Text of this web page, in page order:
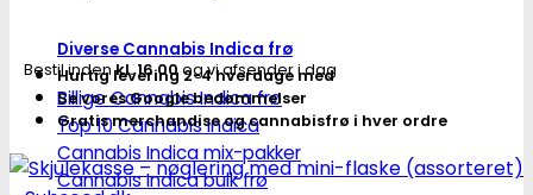
Diverse Cannabis Indica frø
Billige Cannabis Indica frø
Top 10 Cannabis Indica
Cannabis Indica mix-pakker
Cannabis Indica bulk frø
Bestil indenkl. 16.00og vi afsender i dag
Hurtig levering 2-4 hverdage med
Se vores Google bedømmelser
Gratis merchandise og cannabisfrø i hver ordre